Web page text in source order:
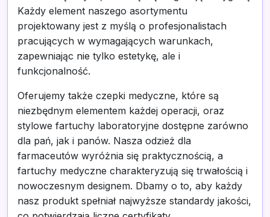
Każdy element naszego asortymentu
projektowany jest z myślą o profesjonalistach
pracujących w wymagających warunkach,
zapewniając nie tylko estetykę, ale i
funkcjonalność.
Oferujemy także czepki medyczne, które są
niezbędnym elementem każdej operacji, oraz
stylowe fartuchy laboratoryjne dostępne zarówno
dla pań, jak i panów. Nasza odzież dla
farmaceutów wyróżnia się praktycznością, a
fartuchy medyczne charakteryzują się trwałością i
nowoczesnym designem. Dbamy o to, aby każdy
nasz produkt spełniał najwyższe standardy jakości,